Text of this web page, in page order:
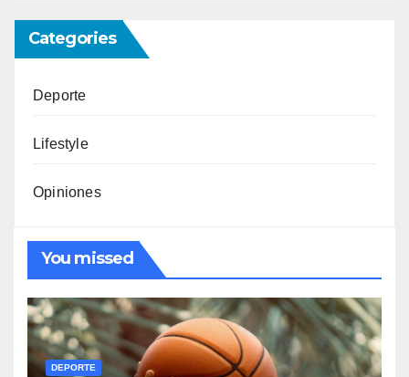
Categories
Deporte
Lifestyle
Opiniones
You missed
DEPORTE